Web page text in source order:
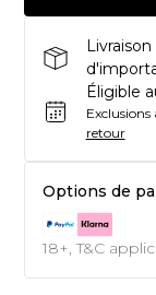
Éligible
Exclusions
retour
Options de
18+, T&C